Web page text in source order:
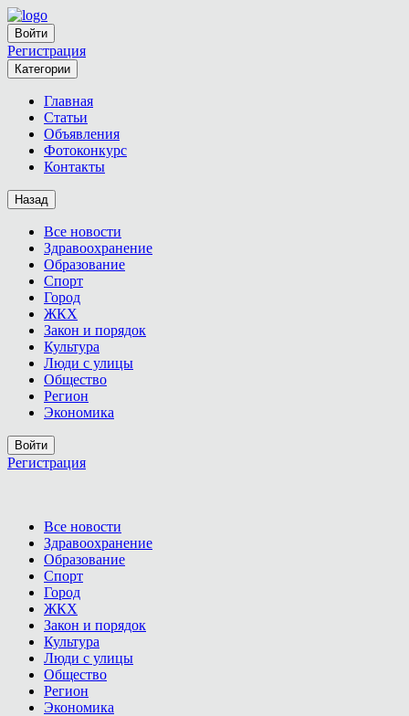
Войти
Регистрация
Категории
Главная
Статьи
Объявления
Фотоконкурс
Контакты
Назад
Все новости
Здравоохранение
Образование
Спорт
Город
ЖКХ
Закон и порядок
Культура
Люди с улицы
Общество
Регион
Экономика
Войти
Регистрация
Все новости
Здравоохранение
Образование
Спорт
Город
ЖКХ
Закон и порядок
Культура
Люди с улицы
Общество
Регион
Экономика